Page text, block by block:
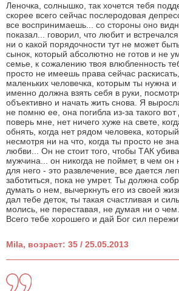
Леночка, солнышко, так хочется тебя
скорее всего сейчас послеродовая
все воспринимаешь... со стороны оно
показал... говорил, что любит и
ни о какой порядочности тут не может
сынок, который абсолютно не готов и не
семье, к сожалению твоя влюбленность
просто не имеешь права сейчас
маленьких человечка, которым ты нужна
именно должна взять себя в руки,
объективно и начать жить снова. Я
не помню ее, она погибла из-за такого
поверь мне, нет ничего хуже на свете,
обнять, когда нет рядом человека,
несмотря ни на что, когда ты просто не
любви... Он не стоит того, чтобы ТАК
мужчина... он никогда не поймет, в чем он
для него - это развлечение, все дается
заботиться, пока не умрет. Ты должна
думать о нем, вычеркнуть его из своей
дал тебе деток, ты такая счастливая и
молись, не переставая, не думая ни о
Всего тебе хорошего и дай Бог сил
Mila, возраст: 35 / 25.05.2013